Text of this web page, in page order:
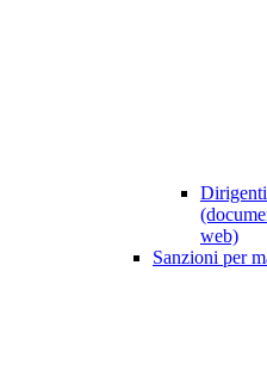
web)
Sanzioni per